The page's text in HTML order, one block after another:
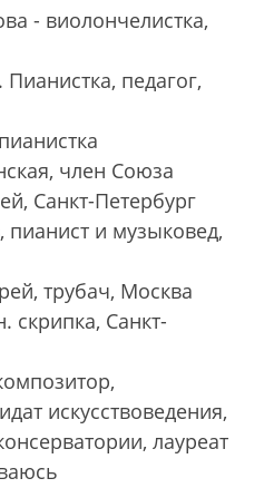
- виолончелистка,
педагог,
член Союза
Санкт-Петербург
пианист и музыковед,
трубач, Москва
скрипка, Санкт-
искусствоведения,
лауреат